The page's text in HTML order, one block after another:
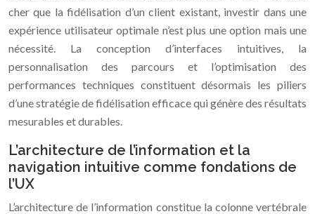
cher que la fidélisation d’un client existant, investir dans une
expérience utilisateur optimale n’est plus une option mais une
nécessité. La conception d’interfaces intuitives, la
personnalisation des parcours et l’optimisation des
performances techniques constituent désormais les piliers
d’une stratégie de fidélisation efficace qui génère des résultats
mesurables et durables.
L’architecture de l’information et la
navigation intuitive comme fondations de
l’UX
L’architecture de l’information constitue la colonne vertébrale